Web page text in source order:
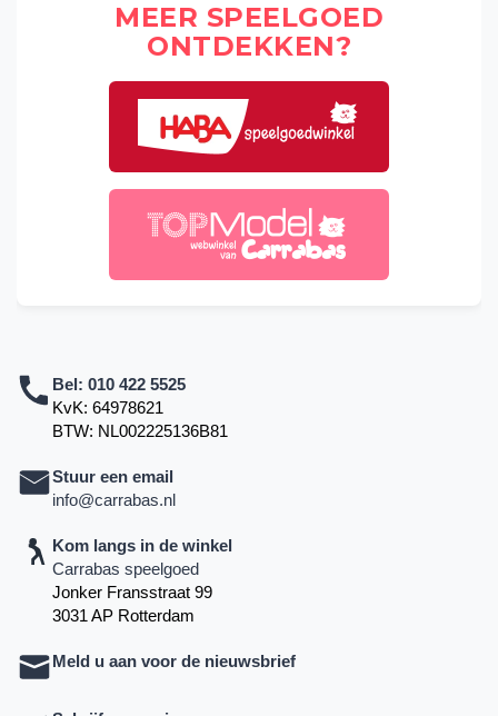
MEER SPEELGOED
ONTDEKKEN?
Bel: 010 422 5525
KvK: 64978621
BTW: NL002225136B81
Stuur een email
info@carrabas.nl
Kom langs in de winkel
Carrabas speelgoed
Jonker Fransstraat 99
3031 AP Rotterdam
Meld u aan voor de nieuwsbrief